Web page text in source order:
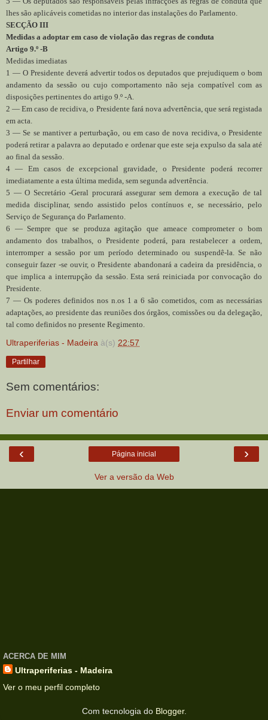
lhes são aplicáveis cometidas no interior das instalações do Parlamento.
SECÇÃO III
Medidas a adoptar em caso de violação das regras de conduta
Artigo 9.º -B
Medidas imediatas
1 — O Presidente deverá advertir todos os deputados que prejudiquem o bom
andamento da sessão ou cujo comportamento não seja compatível com as
disposições pertinentes do artigo 9.º -A.
2 — Em caso de recidiva, o Presidente fará nova advertência, que será registada
em acta.
3 — Se se mantiver a perturbação, ou em caso de nova recidiva, o Presidente
poderá retirar a palavra ao deputado e ordenar que este seja expulso da sala até
ao final da sessão.
4 — Em casos de excepcional gravidade, o Presidente poderá recorrer
imediatamente a esta última medida, sem segunda advertência.
5 — O Secretário -Geral procurará assegurar sem demora a execução de tal
medida disciplinar, sendo assistido pelos contínuos e, se necessário, pelo
Serviço de Segurança do Parlamento.
6 — Sempre que se produza agitação que ameace comprometer o bom
andamento dos trabalhos, o Presidente poderá, para restabelecer a ordem,
interromper a sessão por um período determinado ou suspendê-la. Se não
conseguir fazer -se ouvir, o Presidente abandonará a cadeira da presidência, o
que implica a interrupção da sessão. Esta será reiniciada por convocação do
Presidente.
7 — Os poderes definidos nos n.os 1 a 6 são cometidos, com as necessárias
adaptações, ao presidente das reuniões dos órgãos, comissões ou da delegação,
tal como definidos no presente Regimento.
Ultraperiferias - Madeira à(s) 22:57
Partilhar
Sem comentários:
Enviar um comentário
‹ ›
Página inicial
Ver a versão da Web
ACERCA DE MIM
Ultraperiferias - Madeira
Ver o meu perfil completo
Com tecnologia do Blogger.